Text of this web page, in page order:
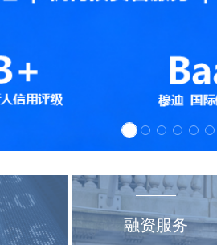
融资服务